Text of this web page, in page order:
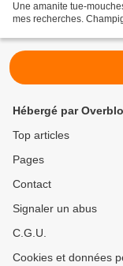
Une amanite tue-
mes recherches.
Hébergé par
Top articles
Pages
Contact
Signaler un abus
C.G.U.
Cookies et données